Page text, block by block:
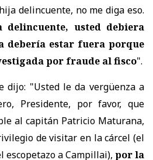
delincuente, no me diga eso.
delincuente, usted debiera
debería estar fuera porque
por fraude al fisco".
dijo: "Usted le da vergüenza a
Presidente, por favor, que
al capitán Patricio Maturana,
de visitar en la cárcel (el
escopetazo a Campillai), por la